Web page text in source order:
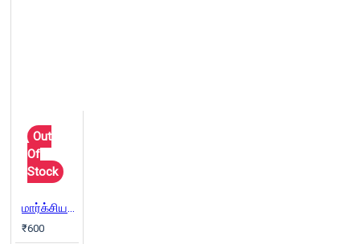
Out
Of
Stock
மார்க்சியம்: இன்றும் என்றும்
₹600